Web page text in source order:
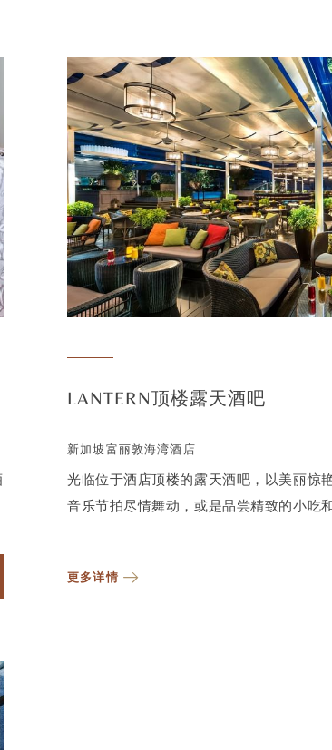
LANTERN顶楼露天酒吧
新加坡富丽敦海湾酒店
光临位于酒店顶楼的露天酒吧，以美丽惊
音乐节拍尽情舞动，或是品尝精致的小吃和
更多详情